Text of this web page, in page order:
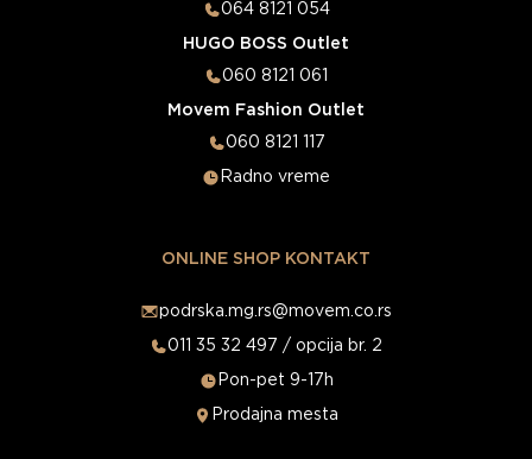
064 8121 054
HUGO BOSS Outlet
060 8121 061
Movem Fashion Outlet
060 8121 117
Radno vreme
ONLINE SHOP KONTAKT
podrska.mg.rs@movem.co.rs
011 35 32 497 / opcija br. 2
Pon-pet 9-17h
Prodajna mesta